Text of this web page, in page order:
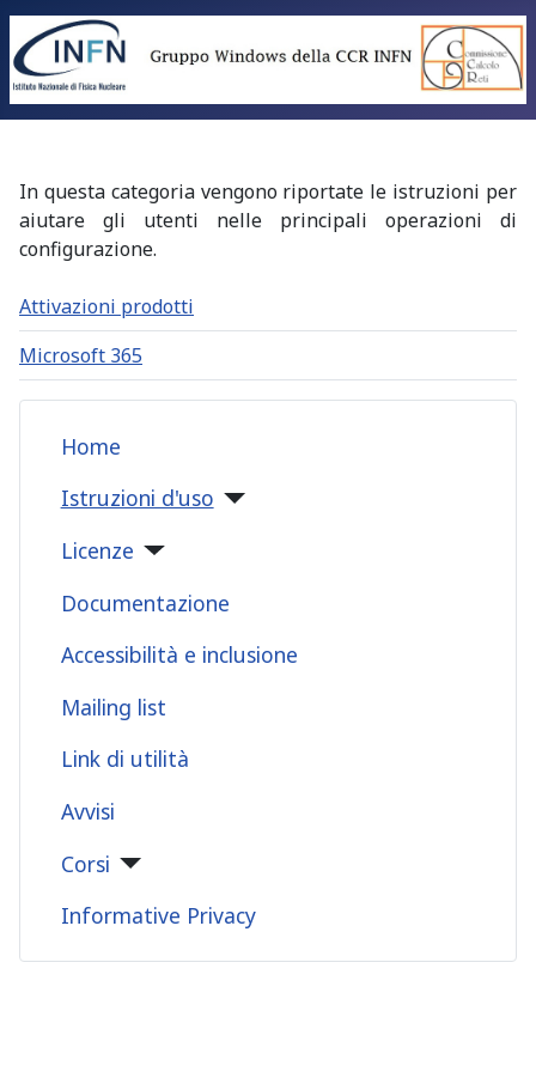
Home
Istruzioni d'uso
Licenze
Documentazione
Accessibilità e inclusione
Mailing list
Link di utilità
Avvisi
Corsi
Informative Privacy
In questa categoria vengono riportate le istruzioni per
aiutare gli utenti nelle principali operazioni di
configurazione.
Attivazioni prodotti
Microsoft 365